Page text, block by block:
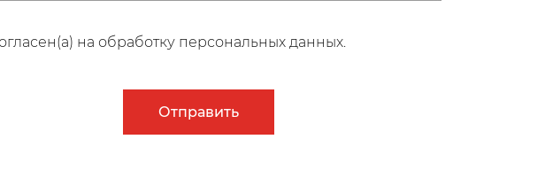
на обработку персональных данных.
Отправить